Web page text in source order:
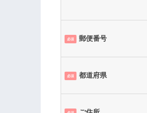
必須 郵便番号
必須 都道府県